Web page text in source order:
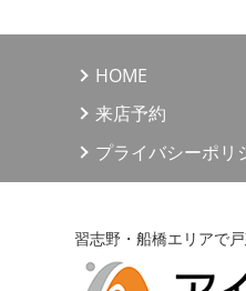
HOME
来店予約
プライバシーポリ
習志野・船橋エリアで